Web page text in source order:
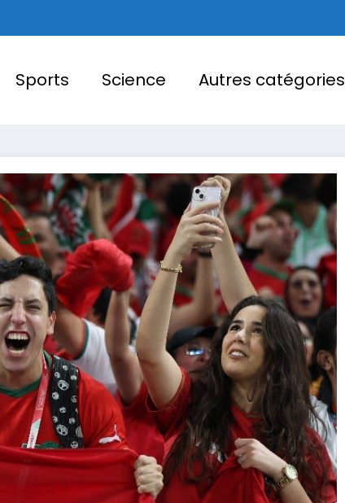
Sports Science Autres catégories